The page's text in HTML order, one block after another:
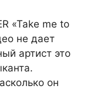
«Take me to
не дает
артист это
он